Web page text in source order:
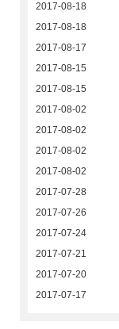
2017-08-18
2017-08-18
2017-08-17
2017-08-15
2017-08-15
2017-08-02
2017-08-02
2017-08-02
2017-08-02
2017-07-28
2017-07-26
2017-07-24
2017-07-21
2017-07-20
2017-07-17